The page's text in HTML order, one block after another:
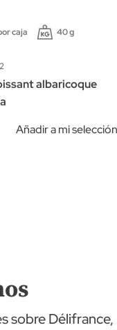
caja 40 g
albaricoque
Añadir a mi selección
sobre Délifrance,